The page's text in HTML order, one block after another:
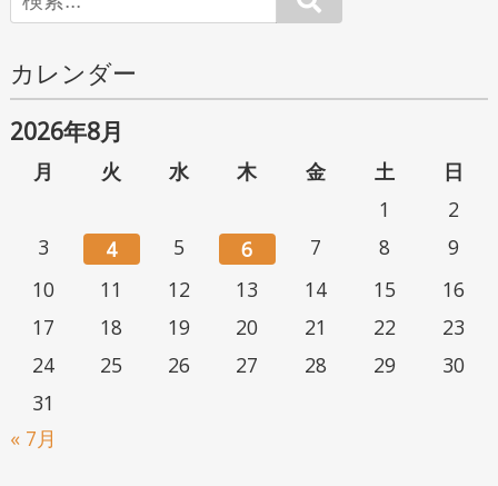
カレンダー
2026年8月
月 火 水 木 金 土
日
1
2
3
4 5 6 7 8
9
10
11 12 13 14 15
16
17
18 19 20 21 22
23
24
25 26 27 28 29
30
31
« 7月